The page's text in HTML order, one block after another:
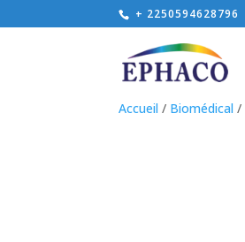
+ 2250594628796
Accueil / Biomédical /